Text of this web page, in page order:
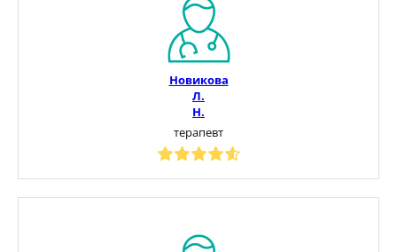
Новикова
Л.
Н.
терапевт